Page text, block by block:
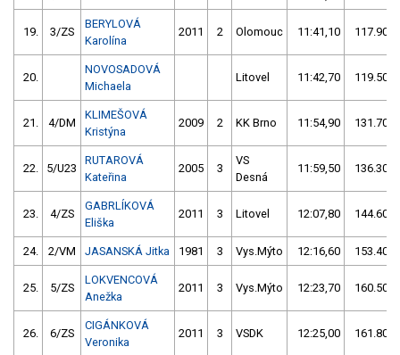
19. 3/ZS
BERYLOVÁ
Karolína
2011 2 Olomouc 11:41,10 117.90/
20.
NOVOSADOVÁ
Michaela
Litovel 11:42,70 119.50/
21. 4/DM
KLIMEŠOVÁ
Kristýna
2009 2 KK Brno 11:54,90 131.70/
22. 5/U23
RUTAROVÁ
Kateřina
2005 3
VS
Desná
11:59,50 136.30/
23. 4/ZS
GABRLÍKOVÁ
Eliška
2011 3 Litovel 12:07,80 144.60/
24. 2/VM JASANSKÁ Jitka 1981 3 Vys.Mýto 12:16,60 153.40/
25. 5/ZS
LOKVENCOVÁ
Anežka
2011 3 Vys.Mýto 12:23,70 160.50/
26. 6/ZS
CIGÁNKOVÁ
Veronika
2011 3 VSDK 12:25,00 161.80/